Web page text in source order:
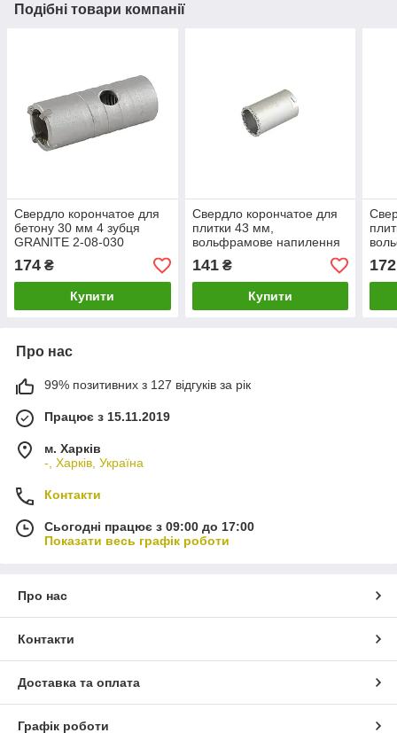
Подібні товари компанії
Свердло корончатое для
бетону 30 мм 4 зубця
GRANITE 2-08-030
174 ₴
Купити
Свердло корончатое для
плитки 43 мм,
вольфрамове напилення
GRANITE 2-08-243
141₴
Купити
172
Про нас
99% позитивних з 127 відгуків за рік
Працює з 15.11.2019
м. Харків
-, Харків, Україна
Контакти
Сьогодні працює з 09:00 до 17:00
Показати весь графік роботи
Про нас
Контакти
Доставка та оплата
Графік роботи